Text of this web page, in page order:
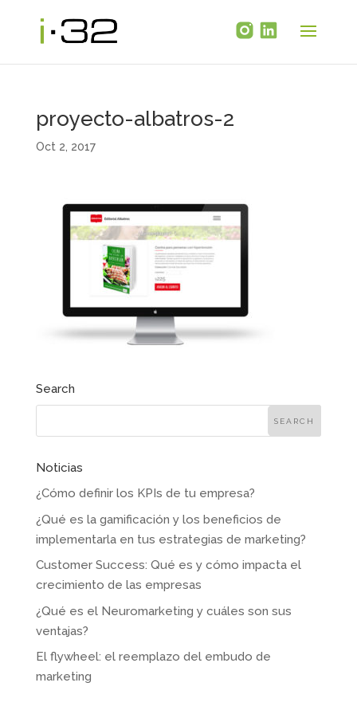
proyecto-albatros-2
Oct 2, 2017
Search
Noticias
¿Cómo definir los KPIs de tu empresa?
¿Qué es la gamificación y los beneficios de
implementarla en tus estrategias de marketing?
Customer Success: Qué es y cómo impacta el
crecimiento de las empresas
¿Qué es el Neuromarketing y cuáles son sus
ventajas?
El flywheel: el reemplazo del embudo de
marketing